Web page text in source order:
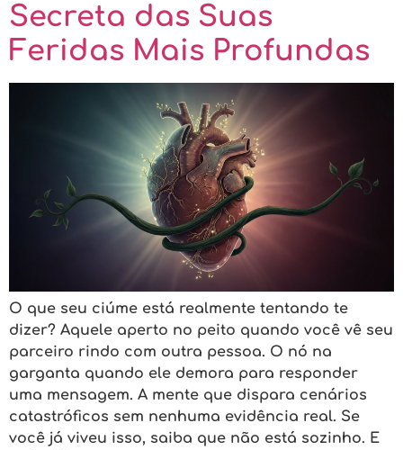
Secreta das Suas
Feridas Mais Profundas
O que seu ciúme está realmente tentando te
dizer? Aquele aperto no peito quando você vê seu
parceiro rindo com outra pessoa. O nó na
garganta quando ele demora para responder
uma mensagem. A mente que dispara cenários
catastróficos sem nenhuma evidência real. Se
você já viveu isso, saiba que não está sozinho. E